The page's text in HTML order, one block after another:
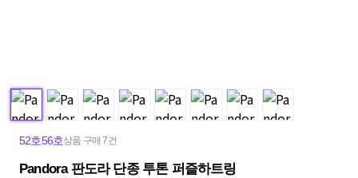
52호56호상품 구매 7건
Pandora 판도라 단종 투톤 퍼즐하트링